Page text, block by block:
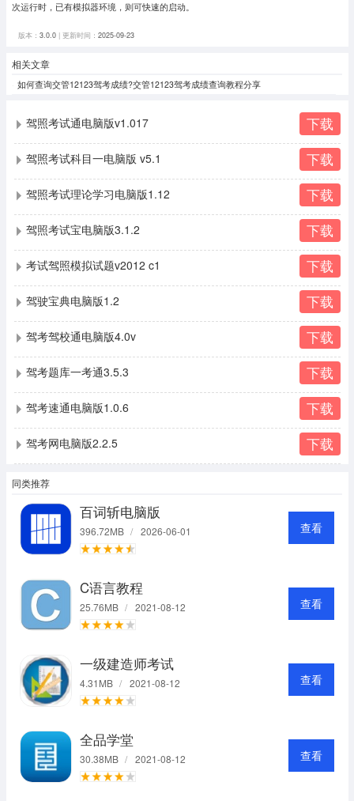
次运行时，已有模拟器环境，则可快速的启动。
版本： 3.0.0| 更新时间： 2025-09-23
相关文章
如何查询交管12123驾考成绩?交管12123驾考成绩查询教程分享
驾照考试通电脑版v1.017 下载
驾照考试科目一电脑版 v5.1 下载
驾照考试理论学习电脑版1.12 下载
驾照考试宝电脑版3.1.2 下载
考试驾照模拟试题v2012 c1 下载
驾驶宝典电脑版1.2 下载
驾考驾校通电脑版4.0v 下载
驾考题库一考通3.5.3 下载
驾考速通电脑版1.0.6 下载
驾考网电脑版2.2.5 下载
同类推荐
百词斩电脑版
396.72MB / 2026-06-01 查看
C语言教程
25.76MB / 2021-08-12 查看
一级建造师考试
4.31MB / 2021-08-12 查看
全品学堂
30.38MB / 2021-08-12 查看